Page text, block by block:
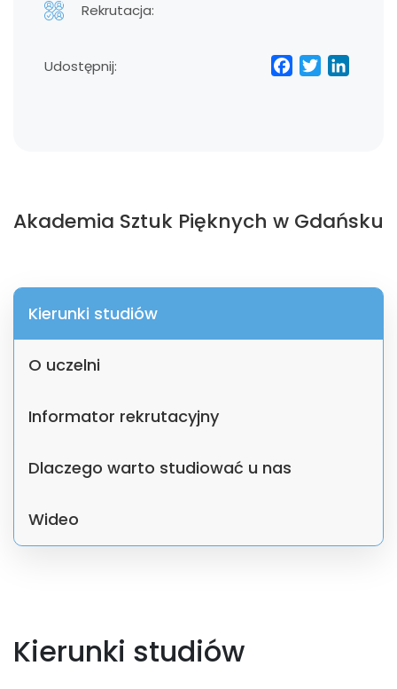
Rekrutacja:
Udostępnij:
Akademia Sztuk Pięknych w Gdańsku
Kierunki studiów
O uczelni
Informator rekrutacyjny
Dlaczego warto studiować u nas
Wideo
Kierunki studiów